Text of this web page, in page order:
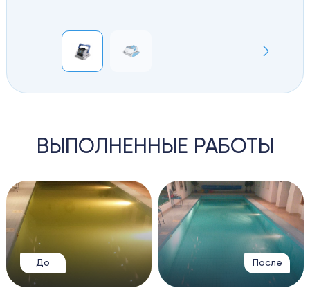
ВЫПОЛНЕННЫЕ РАБОТЫ
До После